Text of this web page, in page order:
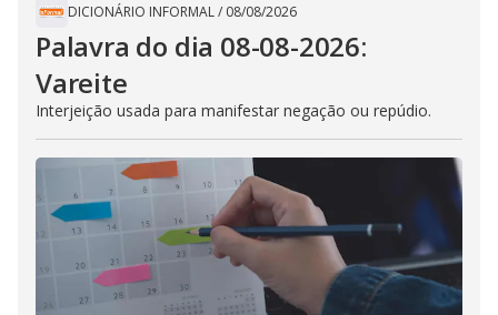
DICIONÁRIO INFORMAL/ 08/08/2026
Palavra do dia 08-08-2026:
Vareite
Interjeição usada para manifestar negação ou repúdio.